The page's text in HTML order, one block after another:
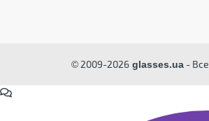
© 2009-2026 glasses.ua -